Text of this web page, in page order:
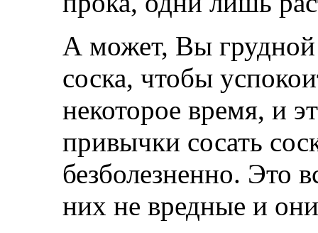
А может, Вы
соска, чтобы
некоторое время, и
привычки сосать
безболезненно. Это
них не вредные и